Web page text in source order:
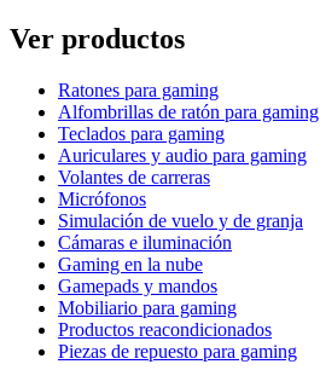
Ver productos
Ratones para gaming
Alfombrillas de ratón para gaming
Teclados para gaming
Auriculares y audio para gaming
Volantes de carreras
Micrófonos
Simulación de vuelo y de granja
Cámaras e iluminación
Gaming en la nube
Gamepads y mandos
Mobiliario para gaming
Productos reacondicionados
Piezas de repuesto para gaming